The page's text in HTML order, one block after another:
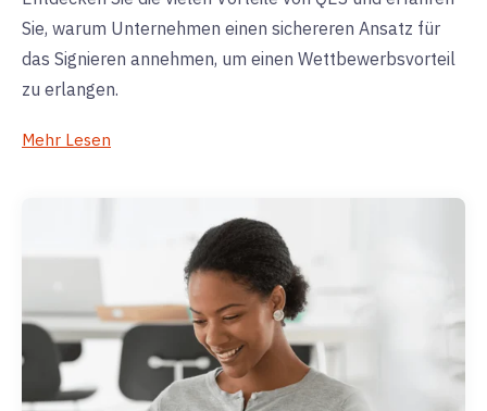
Sie, warum Unternehmen einen sichereren Ansatz für
das Signieren annehmen, um einen Wettbewerbsvorteil
zu erlangen.
Mehr Lesen